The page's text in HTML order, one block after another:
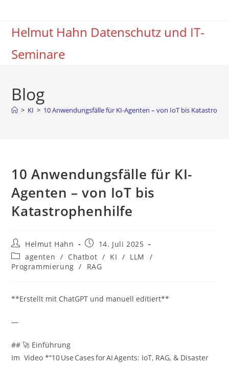
springenHelmut Hahn Datenschutz und IT-
Seminare
Blog
> KI > 10 Anwendungsfälle für KI-Agenten – von IoT bis
10 Anwendungsfälle für KI-
Agenten – von IoT bis
Katastrophenhilfe
Beitrags-
Autor:
Helmut Hahn
Beitrag
veröffentlicht:
14. Juli 2025
Beitrags-
Kategorie:
agenten / Chatbot / KI / LLM
/
Programmierung / RAG
**Erstellt mit ChatGPT und manuell editiert**
—
## 🚀 Einführung
Im Video *“10 Use Cases for AI Agents: IoT, RAG, & Disaster